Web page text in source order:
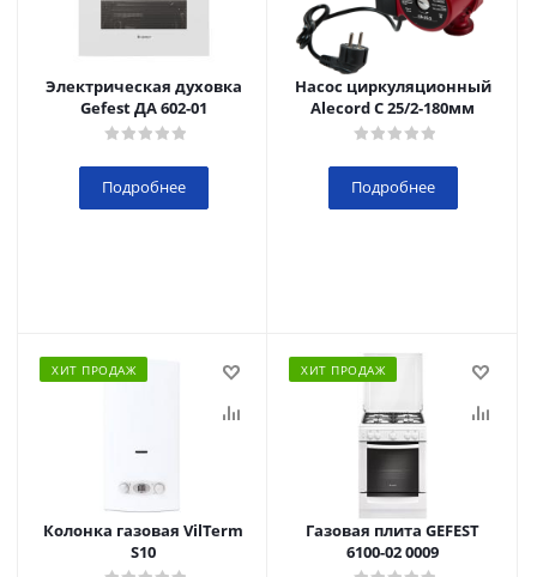
Электрическая духовка
Gefest ДА 602-01
Подробнее
Насос циркуляционный
Alecord C 25/2-180мм
Подробнее
ХИТ ПРОДАЖ
Колонка газовая VilTerm
S10
ХИТ ПРОДАЖ
Газовая плита GEFEST
6100-02 0009